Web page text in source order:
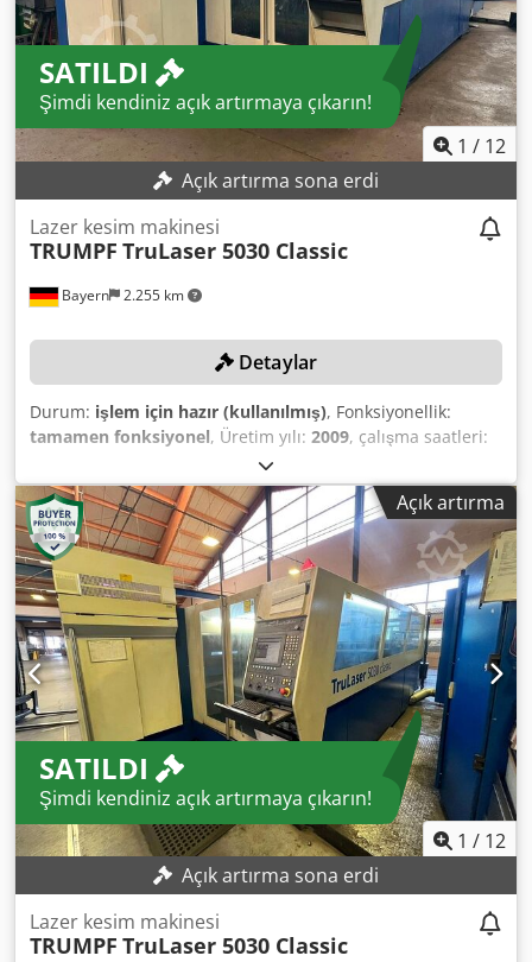
SATILDI
Şimdi kendiniz açık artırmaya çıkarın!
1 / 12
Açık artırma sona erdi
Bayern 2.255 km
Lazer kesim makinesi
TRUMPF TruLaser 5030 Classic
Detaylar
Durum: işlem için hazır (kullanılmış), Fonksiyonellik:
tamamen fonksiyonel, Üretim yılı: 2009, çalışma saatleri:
5.000 W, maks. sac kalınlığı çelik:
mm, paslanmaz çelik sac kalınlığı (maks.):20 mm, X ekseni
hareket mesafesi:3.000 mm, Y ekseni hareket mesafesi:
1.500 mm, TEKNİK DETAYLAR Çalışma alanı (U x G): 3.000
mm x 1.500 mm Lazer gücü: 5.000 W Maks. sac kalınlığı
(yapı çeliği): 25 mm Maks. sac kalınlığı (paslanmaz çelik): 20
mm Maks. sac kalınlığı (alüminyum): 12 mm Dkedpoy U U I
Sofx Afgsr MAKİNE DETAYLARI Kontrol tipi: CNC NC
ÇALIŞMA SAATİ: 38.900 saat Lazer ÇALIŞMA SAATİ: 39.498
saat Işın ÇALIŞMA SAATİ: 18.649 saat Durum 22.01.2026
itibariyle Makine ağırlığı: 12.000 kg
Açık artırma
SATILDI
Şimdi kendiniz açık artırmaya çıkarın!
1 / 12
Açık artırma sona erdi
Lazer kesim makinesi
TRUMPF TruLaser 5030 Classic